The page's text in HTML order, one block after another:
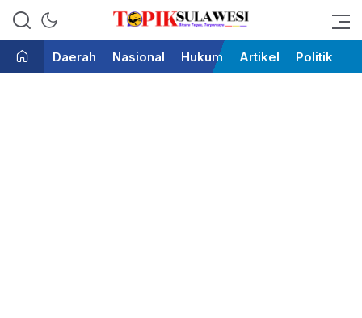
Topik Sulawesi
Bicara Tegas Terpercaya
Daerah
Nasional Hukum Artikel Politik